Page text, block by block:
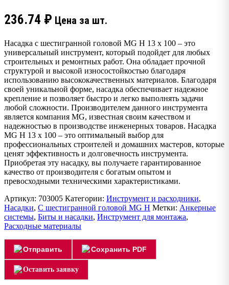
236.74 ₽ Цена за шт.
Насадка с шестигранной головой MG H 13 x 100 – это
универсальный инструмент, который подойдет для любых
строительных и ремонтных работ. Она обладает прочной
структурой и высокой износостойкостью благодаря
использованию высококачественных материалов. Благодаря
своей уникальной форме, насадка обеспечивает надежное
крепление и позволяет быстро и легко выполнять задачи
любой сложности. Производителем данного инструмента
является компания MG, известная своим качеством и
надежностью в производстве инженерных товаров. Насадка
MG H 13 x 100 – это оптимальный выбор для
профессиональных строителей и домашних мастеров, которые
ценят эффективность и долговечность инструмента.
Приобретая эту насадку, вы получаете гарантированное
качество от производителя с богатым опытом и
превосходными техническими характеристиками.
Артикул: 703005 Категории: Инструмент и расходники,
Насадки, С шестигранной головой MG H Метки: Анкерные
системы, Биты и насадки, Инструмент для монтажа,
Расходные материалы
Отправить Сохранить PDF
Оставить заявку